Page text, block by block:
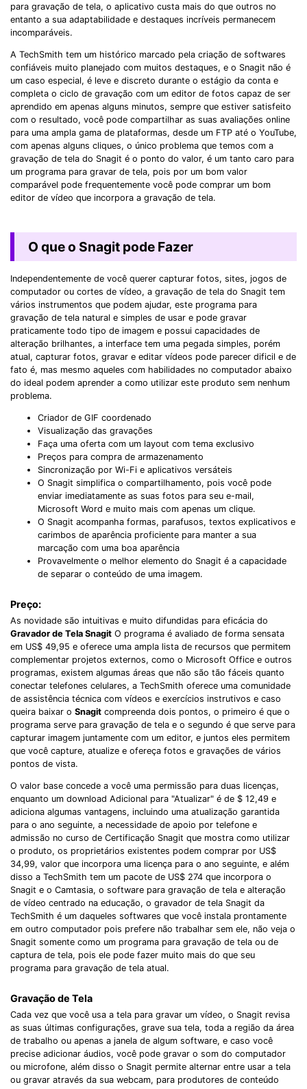
para gravação de tela, o aplicativo custa mais do que outros no
entanto a sua adaptabilidade e destaques incríveis permanecem
incomparáveis.
A TechSmith tem um histórico marcado pela criação de softwares
confiáveis muito planejado com muitos destaques, e o Snagit não é
um caso especial, é leve e discreto durante o estágio da conta e
completa o ciclo de gravação com um editor de fotos capaz de ser
aprendido em apenas alguns minutos, sempre que estiver satisfeito
com o resultado, você pode compartilhar as suas avaliações online
para uma ampla gama de plataformas, desde um FTP até o YouTube,
com apenas alguns cliques, o único problema que temos com a
gravação de tela do Snagit é o ponto do valor, é um tanto caro para
um programa para gravar de tela, pois por um bom valor
comparável pode frequentemente você pode comprar um bom
editor de vídeo que incorpora a gravação de tela.
O que o Snagit pode Fazer
Independentemente de você querer capturar fotos, sites, jogos de
computador ou cortes de vídeo, a gravação de tela do Snagit tem
vários instrumentos que podem ajudar, este programa para
gravação de tela natural e simples de usar e pode gravar
praticamente todo tipo de imagem e possui capacidades de
alteração brilhantes, a interface tem uma pegada simples, porém
atual, capturar fotos, gravar e editar vídeos pode parecer dificil e de
fato é, mas mesmo aqueles com habilidades no computador abaixo
do ideal podem aprender a como utilizar este produto sem nenhum
problema.
Criador de GIF coordenado
Visualização das gravações
Faça uma oferta com um layout com tema exclusivo
Preços para compra de armazenamento
Sincronização por Wi-Fi e aplicativos versáteis
O Snagit simplifica o compartilhamento, pois você pode
enviar imediatamente as suas fotos para seu e-mail,
Microsoft Word e muito mais com apenas um clique.
O Snagit acompanha formas, parafusos, textos explicativos e
carimbos de aparência proficiente para manter a sua
marcação com uma boa aparência
Provavelmente o melhor elemento do Snagit é a capacidade
de separar o conteúdo de uma imagem.
Preço:
As novidade são intuitivas e muito difundidas para eficácia do
Gravador de Tela Snagit O programa é avaliado de forma sensata
em US$ 49,95 e oferece uma ampla lista de recursos que permitem
complementar projetos externos, como o Microsoft Office e outros
programas, existem algumas áreas que não são tão fáceis quanto
conectar telefones celulares, a TechSmith oferece uma comunidade
de assistência técnica com vídeos e exercícios instrutivos e caso
queira baixar o Snagit compreenda dois pontos, o primeiro é que o
programa serve para gravação de tela e o segundo é que serve para
capturar imagem juntamente com um editor, e juntos eles permitem
que você capture, atualize e ofereça fotos e gravações de vários
pontos de vista.
O valor base concede a você uma permissão para duas licenças,
enquanto um download Adicional para "Atualizar" é de $ 12,49 e
adiciona algumas vantagens, incluindo uma atualização garantida
para o ano seguinte, a necessidade de apoio por telefone e
admissão no curso de Certificação Snagit que mostra como utilizar
o produto, os proprietários existentes podem comprar por US$
34,99, valor que incorpora uma licença para o ano seguinte, e além
disso a TechSmith tem um pacote de US$ 274 que incorpora o
Snagit e o Camtasia, o software para gravação de tela e alteração
de vídeo centrado na educação, o gravador de tela Snagit da
TechSmith é um daqueles softwares que você instala prontamente
em outro computador pois prefere não trabalhar sem ele, não veja o
Snagit somente como um programa para gravação de tela ou de
captura de tela, pois ele pode fazer muito mais do que seu
programa para gravação de tela atual.
Gravação de Tela
Cada vez que você usa a tela para gravar um vídeo, o Snagit revisa
as suas últimas configurações, grave sua tela, toda a região da área
de trabalho ou apenas a janela de algum software, e caso você
precise adicionar áudios, você pode gravar o som do computador
ou microfone, além disso o Snagit permite alternar entre usar a tela
ou gravar através da sua webcam, para produtores de conteúdo